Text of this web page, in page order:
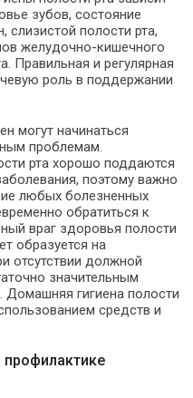
зубов, состояние
слизистой полости рта,
желудочно-кишечного
Правильная и регулярная
роль в поддержании
могут начинаться
проблемам.
рта хорошо поддаются
поэтому важно
любых болезненных
обратиться к
враг здоровья полости
образуется на
отсутствии должной
значительным
гигиена полости
средств и